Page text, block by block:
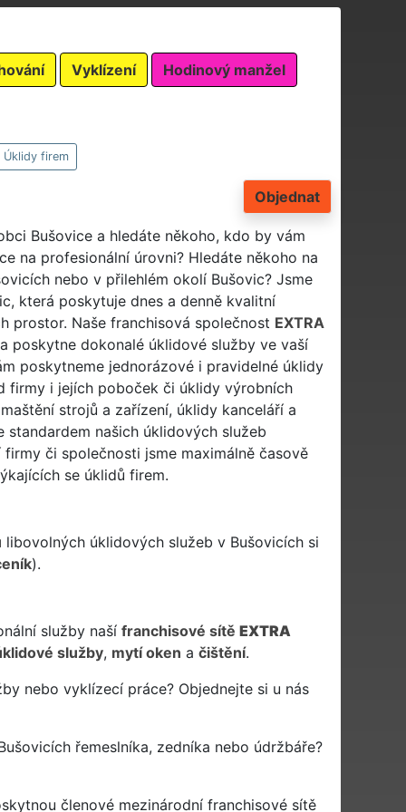
Vyklízení Hodinový manžel
Úklidy firem
Objednat
Bušovice a hledáte někoho, kdo by vám
na profesionální úrovni? Hledáte někoho na
nebo v přilehlém okolí Bušovic? Jsme
která poskytuje dnes a denně kvalitní
prostor. Naše franchisová společnost EXTRA
poskytne dokonalé úklidové služby ve vaší
poskytneme jednorázové i pravidelné úklidy
firmy i jejích poboček či úklidy výrobních
strojů a zařízení, úklidy kanceláří a
našich úklidových služeb
či společnosti jsme maximálně časově
se úklidů firem.
libovolných úklidových služeb v Bušovicích si
).
služby naší franchisové sítě EXTRA
služby, mytí oken a čištění.
nebo vyklízecí práce? Objednejte si u nás
řemeslníka, zedníka nebo údržbáře?
členové mezinárodní franchisové sítě